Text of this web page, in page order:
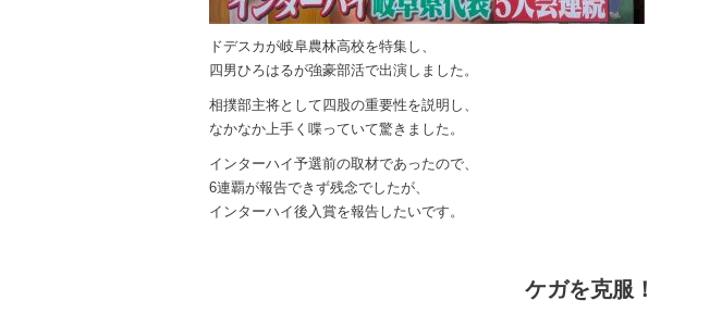
ドデスカが岐阜農林高校を特集し、
四男ひろはるが強豪部活で出演しました。
相撲部主将として四股の重要性を説明し、
なかなか上手く喋っていて驚きました。
インターハイ予選前の取材であったので、
6連覇が報告できず残念でしたが、
インターハイ後入賞を報告したいです。
ケガを克服！